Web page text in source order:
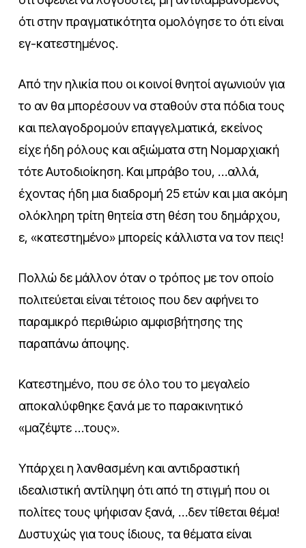
ότι στην πραγματικότητα ομολόγησε το ότι είναι
εγ-κατεστημένος.
Από την ηλικία που οι κοινοί θνητοί αγωνιούν για
το αν θα μπορέσουν να σταθούν στα πόδια τους
και πελαγοδρομούν επαγγελματικά, εκείνος
είχε ήδη ρόλους και αξιώματα στη Νομαρχιακή
τότε Αυτοδιοίκηση. Και μπράβο του, …αλλά,
έχοντας ήδη μια διαδρομή 25 ετών και μια ακόμη
ολόκληρη τρίτη θητεία στη θέση του δημάρχου,
ε, «κατεστημένο» μπορείς κάλλιστα να τον πεις!
Πολλώ δε μάλλον όταν ο τρόπος με τον οποίο
πολιτεύεται είναι τέτοιος που δεν αφήνει το
παραμικρό περιθώριο αμφισβήτησης της
παραπάνω άποψης.
Κατεστημένο, που σε όλο του το μεγαλείο
αποκαλύφθηκε ξανά με το παρακινητικό
«μαζέψτε …τους».
Υπάρχει η λανθασμένη και αντιδραστική
ιδεαλιστική αντίληψη ότι από τη στιγμή που οι
πολίτες τους ψήφισαν ξανά, …δεν τίθεται θέμα!
Δυστυχώς για τους ίδιους, τα θέματα είναι